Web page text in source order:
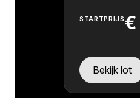
STARTPRIJS€
Bekijk lot